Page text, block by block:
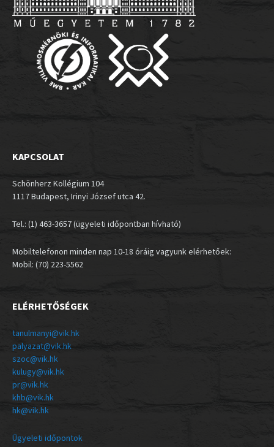
KAPCSOLAT
Schönherz Kollégium 104
1117 Budapest, Irinyi József utca 42.
Tel.: (1) 463-3657 (ügyeleti időpontban hívható)
Mobiltelefonon minden nap 10-18 óráig vagyunk elérhetőek:
Mobil: (70) 223-5562
ELÉRHETŐSÉGEK
tanulmanyi@vik.hk
palyazat@vik.hk
szoc@vik.hk
kulugy@vik.hk
pr@vik.hk
khb@vik.hk
hk@vik.hk
Ügyeleti időpontok